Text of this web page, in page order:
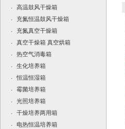
·
高温鼓风干燥箱
·
充氮恒温鼓风干燥箱
·
充氮真空干燥箱
·
真空干燥箱 真空烘箱
·
热空气消毒箱
·
生化培养箱
·
恒温恒湿箱
·
霉菌培养箱
·
光照培养箱
·
干燥培养两用箱
·
电热恒温培养箱